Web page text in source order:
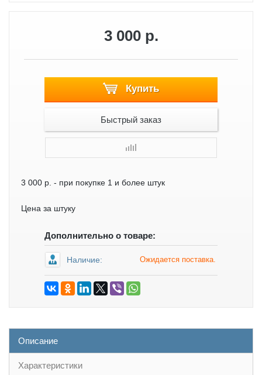
3 000 р.
Купить
Быстрый заказ
3 000 р. - при покупке 1 и более штук
Цена за штуку
Дополнительно о товаре:
Наличие: Ожидается поставка.
Описание
Характеристики